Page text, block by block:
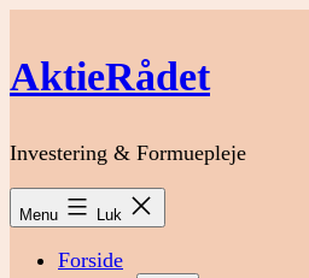
indhold
AktieRådet
Investering & Formuepleje
Menu Luk
Forside